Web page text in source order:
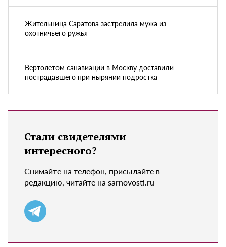
Жительница Саратова застрелила мужа из
охотничьего ружья
Вертолетом санавиации в Москву доставили
пострадавшего при нырянии подростка
Стали свидетелями
интересного?
Снимайте на телефон, присылайте в
редакцию, читайте на sarnovosti.ru